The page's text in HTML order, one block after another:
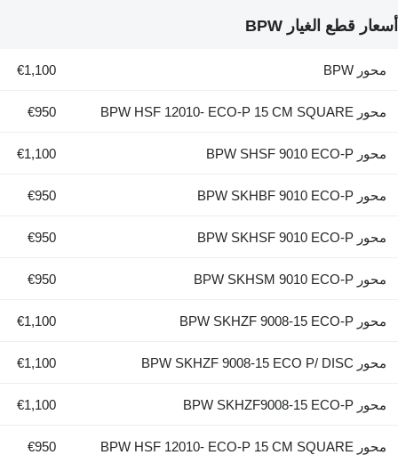
أسعار قطع الغيار BPW
محور BPW €1,100
محور BPW HSF 12010- ECO-P 15 CM SQUARE €950
محور BPW SHSF 9010 ECO-P €1,100
محور BPW SKHBF 9010 ECO-P €950
محور BPW SKHSF 9010 ECO-P €950
محور BPW SKHSM 9010 ECO-P €950
محور BPW SKHZF 9008-15 ECO-P €1,100
محور BPW SKHZF 9008-15 ECO P/ DISC €1,100
محور BPW SKHZF9008-15 ECO-P €1,100
محور BPW HSF 12010- ECO-P 15 CM SQUARE €950